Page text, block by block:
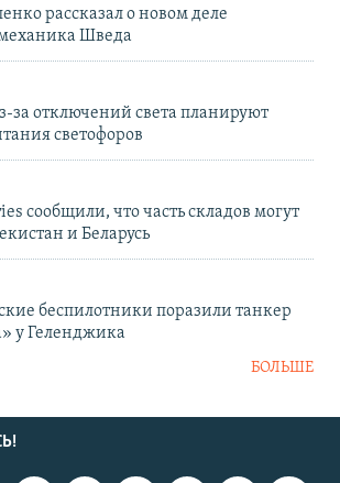
рассказал о новом деле
Шведа
за отключений света планируют
светофоров
сообщили, что часть складов могут
и Беларусь
беспилотники поразили танкер
у Геленджика
БОЛЬШЕ